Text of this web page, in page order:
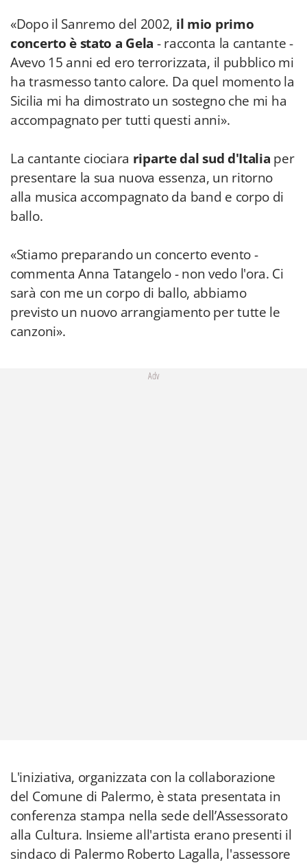
«Dopo il Sanremo del 2002, il mio primo
concerto è stato a Gela - racconta la cantante -
Avevo 15 anni ed ero terrorizzata, il pubblico mi
ha trasmesso tanto calore. Da quel momento la
Sicilia mi ha dimostrato un sostegno che mi ha
accompagnato per tutti questi anni».
La cantante ciociara riparte dal sud d'Italia per
presentare la sua nuova essenza, un ritorno
alla musica accompagnato da band e corpo di
ballo.
«Stiamo preparando un concerto evento -
commenta Anna Tatangelo - non vedo l'ora. Ci
sarà con me un corpo di ballo, abbiamo
previsto un nuovo arrangiamento per tutte le
canzoni».
Adv
L'iniziativa, organizzata con la collaborazione
del Comune di Palermo, è stata presentata in
conferenza stampa nella sede dell’Assessorato
alla Cultura. Insieme all'artista erano presenti il
sindaco di Palermo Roberto Lagalla, l'assessore